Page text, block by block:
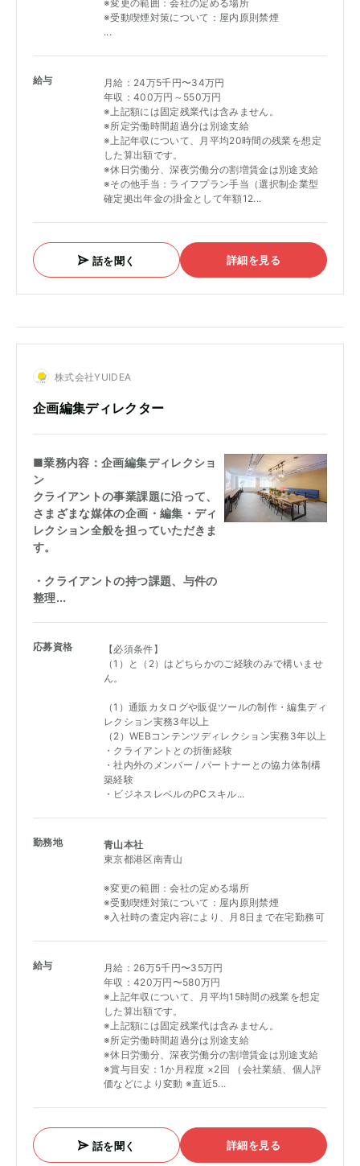
※変更の範囲：会社の定める場所
※受動喫煙対策について：屋内原則禁煙
...
給与
月給：24万5千円〜34万円
年収：400万円～550万円
※上記額には固定残業代は含みません。
※所定労働時間超過分は別途支給
※上記年収について、月平均20時間の残業を想定
した算出額です。
※休日労働分、深夜労働分の割増賃金は別途支給
※その他手当：ライフプラン手当（選択制企業型
確定拠出年金の掛金として年額12...
話を聞く 詳細を見る
株式会社YUIDEA
企画編集ディレクター
■業務内容：企画編集ディレクショ
ン
クライアントの事業課題に沿って、
さまざまな媒体の企画・編集・ディ
レクション全般を担っていただきま
す。
・クライアントの持つ課題、与件の
整理...
応募資格
【必須条件】
（1）と（2）はどちらかのご経験のみで構いませ
ん。
（1）通販カタログや販促ツールの制作・編集ディ
レクション実務3年以上
（2）WEBコンテンツディレクション実務3年以上
・クライアントとの折衝経験
・社内外のメンバー / パートナーとの協力体制構
築経験
・ビジネスレベルのPCスキル...
勤務地
青山本社
東京都港区南青山
※変更の範囲：会社の定める場所
※受動喫煙対策について：屋内原則禁煙
※入社時の査定内容により、月8日まで在宅勤務可
給与
月給：26万5千円〜35万円
年収：420万円〜580万円
※上記年収について、月平均15時間の残業を想定
した算出額です。
※上記額には固定残業代は含みません。
※所定労働時間超過分は別途支給
※休日労働分、深夜労働分の割増賃金は別途支給
※賞与目安：1か月程度 ×2回 （会社業績、個人評
価などにより変動 ※直近5...
話を聞く 詳細を見る